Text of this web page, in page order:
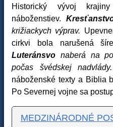
Historický vývoj
náboženstiev.
križiackych výprav.
cirkvi bola narušená
Luteránsvo naberá na
počas švédskej nadvlády.
náboženské texty a Biblia
Po Severnej vojne sa
MEDZINÁRODNÉ